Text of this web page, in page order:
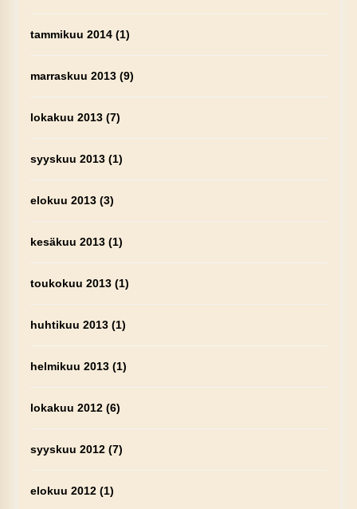
tammikuu 2014(1)
marraskuu 2013(9)
lokakuu 2013(7)
syyskuu 2013(1)
elokuu 2013(3)
kesäkuu 2013(1)
toukokuu 2013(1)
huhtikuu 2013(1)
helmikuu 2013(1)
lokakuu 2012(6)
syyskuu 2012(7)
elokuu 2012(1)